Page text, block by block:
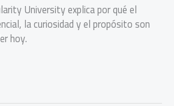
University explica por qué el
la curiosidad y el propósito son
hoy.